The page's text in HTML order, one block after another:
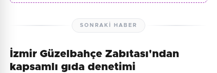
SONRAKI HABER
İzmir Güzelbahçe Zabıtası'ndan
kapsamlı gıda denetimi